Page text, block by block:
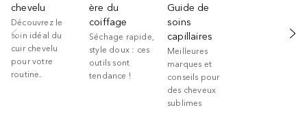
chevelu
Découvrez le
soin idéal du
cuir chevelu
pour votre
routine.
ère du
coiffage
Séchage rapide,
style doux : ces
outils sont
tendance !
Guide de
soins
capillaires
Meilleures
marques et
conseils pour
des cheveux
sublimes